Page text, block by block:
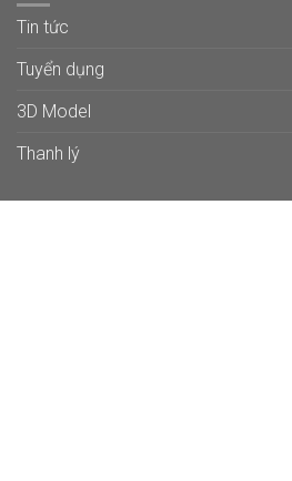
Tin tức
Tuyển dụng
3D Model
Thanh lý